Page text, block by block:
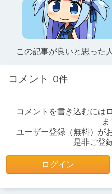
この記事が良いと思った
コメント 0件
コメントを書き込むには
ま
ユーザー登録（無料）が
是非ご登
ログイン